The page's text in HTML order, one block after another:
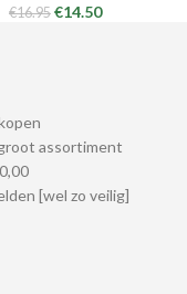
€16.95 €14.50
assortiment
[wel zo veilig]